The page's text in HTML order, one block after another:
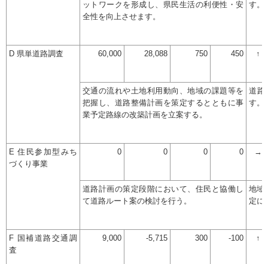
ットワークを形成し、県民生活の利便性・安
全性を向上させます。
す。
D 県単道路調査 60,000 28,088 750 450 ↑
交通の流れや土地利用動向、地域の課題等を
把握し、道路整備計画を策定するとともに事
業予定路線の改築計画を立案する。
道路
す。
E 住民参加型みち
づくり事業
0 0 0 0 →
道路計画の策定段階において、住民と協働し
て道路ルート案の検討を行う。
地域
定に
F 国補道路交通調
査
9,000 -5,715 300 -100 ↑